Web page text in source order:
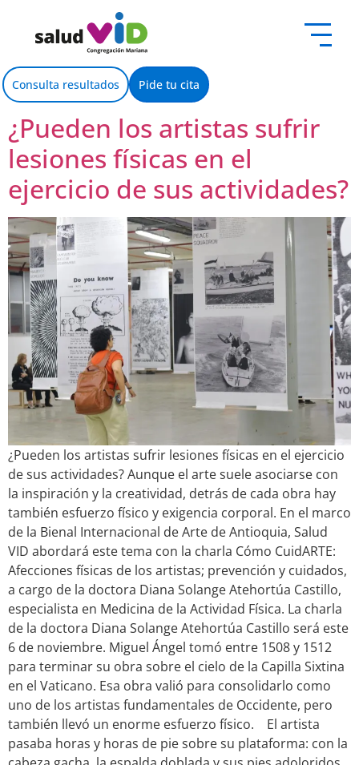
Consulta resultados Pide tu cita
¿Pueden los artistas sufrir
lesiones físicas en el
ejercicio de sus actividades?
¿Pueden los artistas sufrir lesiones físicas en el ejercicio
de sus actividades? Aunque el arte suele asociarse con
la inspiración y la creatividad, detrás de cada obra hay
también esfuerzo físico y exigencia corporal. En el marco
de la Bienal Internacional de Arte de Antioquia, Salud
VID abordará este tema con la charla Cómo CuidARTE:
Afecciones físicas de los artistas; prevención y cuidados,
a cargo de la doctora Diana Solange Atehortúa Castillo,
especialista en Medicina de la Actividad Física. La charla
de la doctora Diana Solange Atehortúa Castillo será este
6 de noviembre. Miguel Ángel tomó entre 1508 y 1512
para terminar su obra sobre el cielo de la Capilla Sixtina
en el Vaticano. Esa obra valió para consolidarlo como
uno de los artistas fundamentales de Occidente, pero
también llevó un enorme esfuerzo físico. El artista
pasaba horas y horas de pie sobre su plataforma: con la